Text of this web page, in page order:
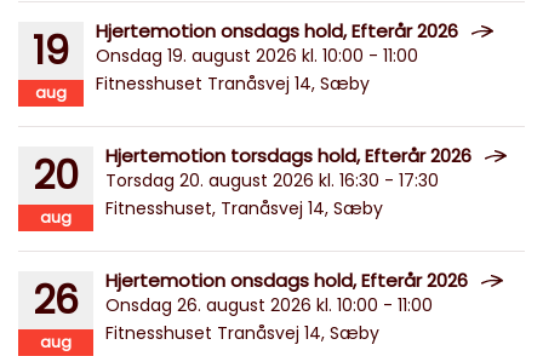
19
aug
Hjertemotion onsdags hold, Efterår 2026
Onsdag 19. august 2026 kl. 10:00 - 11:00
Fitnesshuset Tranåsvej 14, Sæby
20
aug
Hjertemotion torsdags hold, Efterår 2026
Torsdag 20. august 2026 kl. 16:30 - 17:30
Fitnesshuset, Tranåsvej 14, Sæby
26
aug
Hjertemotion onsdags hold, Efterår 2026
Onsdag 26. august 2026 kl. 10:00 - 11:00
Fitnesshuset Tranåsvej 14, Sæby